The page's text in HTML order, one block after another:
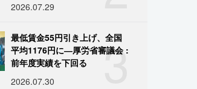
2026.07.29
3
最低賃金55円引き上げ、全国
平均1176円に―厚労省審議会 :
前年度実績を下回る
2026.07.30